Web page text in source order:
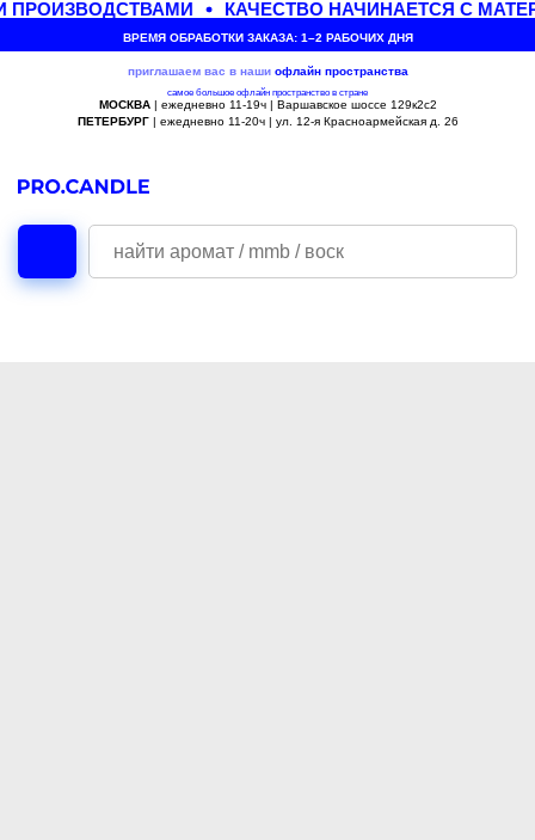
КАЧЕСТВО НАЧИНАЕТСЯ С
ВРЕМЯ ОБРАБОТКИ ЗАКАЗА: 1–2 РАБОЧИХ ДНЯ
приглашаем вас в наши офлайн пространства
самое большое офлайн пространство в стране
МОСКВА| ежедневно 11-19ч | Варшавское шоссе 129к2с2
ПЕТЕРБУРГ| ежедневно 11-20ч | ул. 12-я Красноармейская д. 26